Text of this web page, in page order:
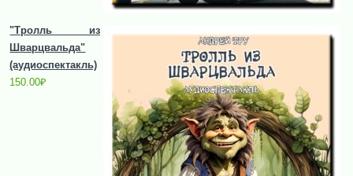
"Тролль из
Шварцвальда"
(аудиоспектакль)
150.00₽